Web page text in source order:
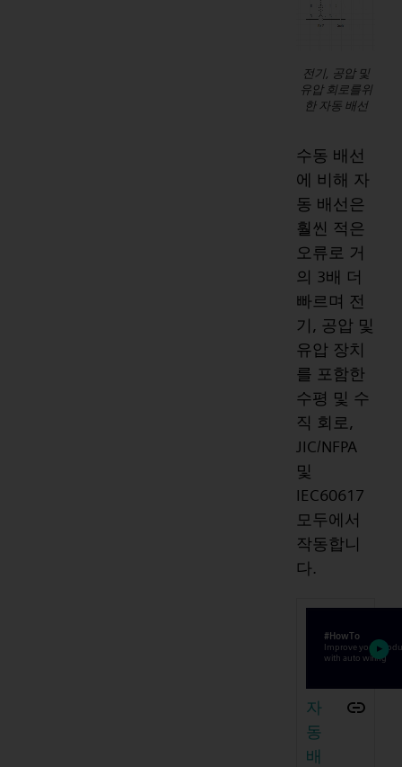
전기, 공압 및
유압 회로를위
한 자동 배선
수동 배선
에 비해 자
동 배선은
훨씬 적은
오류로 거
의 3배 더
빠르며 전
기, 공압 및
유압 장치
를 포함한
수평 및 수
직 회로,
JIC/NFPA
및
IEC60617
모두에서
작동합니
다.
자
동
배